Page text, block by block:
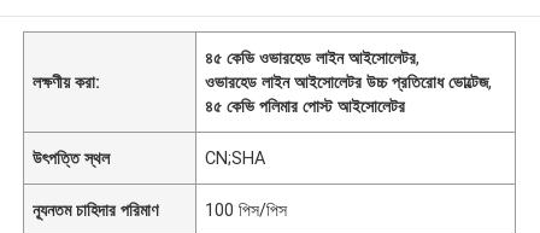
লক্ষণীয় করা:
৪৫ কেভি ওভারহেড লাইন আইসোলেটর,
ওভারহেড লাইন আইসোলেটর উচ্চ প্রতিরোধ ভোল্টেজ,
৪৫ কেভি পলিমার পোস্ট আইসোলেটর
উৎপত্তি স্থল CN;SHA
ন্যূনতম চাহিদার পরিমাণ 100 পিস/পিস